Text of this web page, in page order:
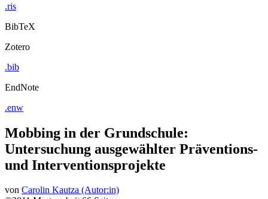
.ris
BibTeX
Zotero
.bib
EndNote
.enw
Mobbing in der Grundschule:
Untersuchung ausgewählter Präventions-
und Interventionsprojekte
von Carolin Kautza (Autor:in)